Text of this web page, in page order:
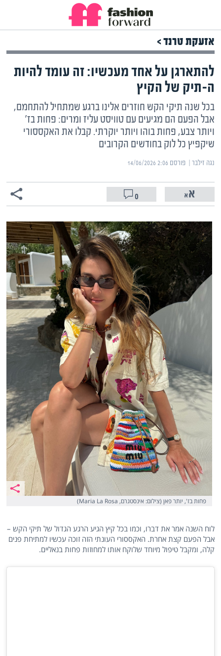
אזעקת טרנד >
להתארגן על אחד מעכשיו: זה עומד להיות
ה-תיק של הקיץ
בכל שנה תיקי הקש חוזרים אלינו ברגע שמתחיל להתחמם,
אבל הפעם הם מגיעים עם טוויסט עליז ומרים: פחות בז'
ויותר צבע, פחות בוהו ויותר יוקרתי. קבלו את האקססורי
שיקפיץ כל לוק בחודשים הקרובים
נגה זילבר | ‏פורסם ‎14/06/2026 2:06
0
פחות בז', יותר פאן (צילום: אינסטגרם, Maria La Rosa)
לוח השנה אמר את דברו, וכמו בכל קיץ הגיע הרגע הגדול של תיקי הקש –
אבל הפעם קצת אחרת. האקססורי העונתי הזה זוכה עכשיו למתיחת פנים
קלה, ומקבל טיפול מיוחד שלוקח אותו למחוזות פחות בנאליים.